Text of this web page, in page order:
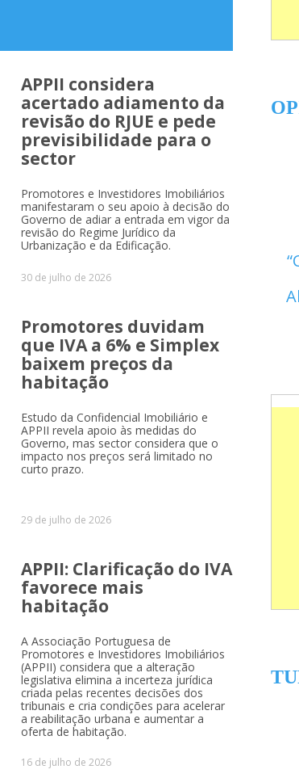
APPII considera
acertado adiamento da
revisão do RJUE e pede
previsibilidade para o
sector
Promotores e Investidores Imobiliários
manifestaram o seu apoio à decisão do
Governo de adiar a entrada em vigor da
revisão do Regime Jurídico da
Urbanização e da Edificação.
30 de julho de 2026
Promotores duvidam
que IVA a 6% e Simplex
baixem preços da
habitação
Estudo da Confidencial Imobiliário e
APPII revela apoio às medidas do
Governo, mas sector considera que o
impacto nos preços será limitado no
curto prazo.
29 de julho de 2026
APPII: Clarificação do IVA
favorece mais
habitação
A Associação Portuguesa de
Promotores e Investidores Imobiliários
(APPII) considera que a alteração
legislativa elimina a incerteza jurídica
criada pelas recentes decisões dos
tribunais e cria condições para acelerar
a reabilitação urbana e aumentar a
oferta de habitação.
16 de julho de 2026